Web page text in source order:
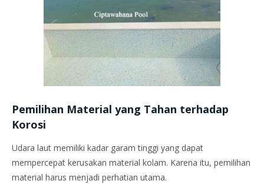
Pemilihan Material yang Tahan terhadap
Korosi
Udara laut memiliki kadar garam tinggi yang dapat
mempercepat kerusakan material kolam. Karena itu, pemilihan
material harus menjadi perhatian utama.